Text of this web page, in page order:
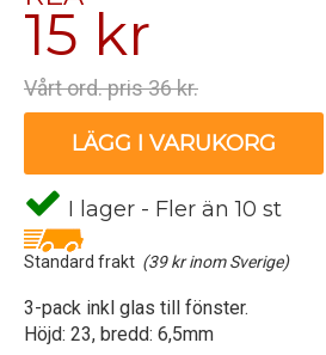
15 kr
Vårt ord. pris 36 kr.
LÄGG I VARUKORG
I lager - Fler än 10 st
Standard frakt (39 kr inom Sverige)
3-pack inkl glas till fönster.
Höjd: 23, bredd: 6,5mm